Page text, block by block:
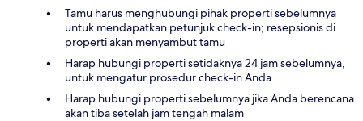
Tamu harus menghubungi pihak properti sebelumnya
untuk mendapatkan petunjuk check-in; resepsionis di
properti akan menyambut tamu
Harap hubungi properti setidaknya 24 jam sebelumnya,
untuk mengatur prosedur check-in Anda
Harap hubungi properti sebelumnya jika Anda berencana
akan tiba setelah jam tengah malam